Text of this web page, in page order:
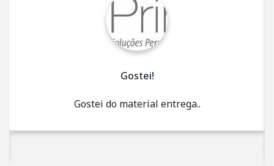
Gostei!
Gostei do material entrega..